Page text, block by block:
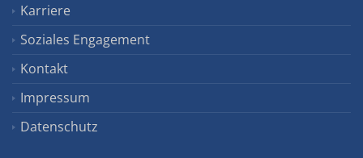
Karriere
Soziales Engagement
Kontakt
Impressum
Datenschutz